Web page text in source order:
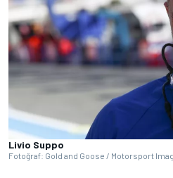
Livio Suppo
Fotoğraf: Gold and Goose / Motorsport